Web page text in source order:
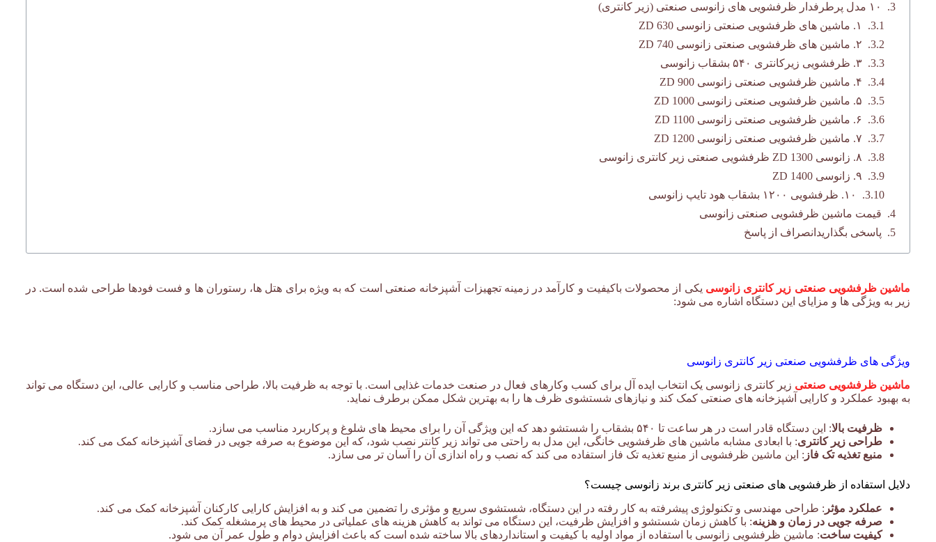
۱۰ مدل پرطرفدار ظرفشویی های زانوسی صنعتی (زیر کانتری)
۱. ماشین های ظرفشویی صنعتی زانوسی ZD 630
۲. ماشین های ظرفشویی صنعتی زانوسی ZD 740
۳. ظرفشویی زیرکانتری ۵۴۰ بشقاب زانوسی
۴. ماشین ظرفشویی صنعتی زانوسی ZD 900
۵. ماشین ظرفشویی صنعتی زانوسی ZD 1000
۶. ماشین ظرفشویی صنعتی زانوسی ZD 1100
۷. ماشین ظرفشویی صنعتی زانوسی ZD 1200
۸. زانوسی ZD 1300 ظرفشویی صنعتی زیر کانتری زانوسی
۹. زانوسی ZD 1400
۱۰. ظرفشویی ۱۲۰۰ بشقاب هود تایپ زانوسی
قیمت ماشین ظرفشویی صنعتی زانوسی
پاسخی بگذاریدانصراف از پاسخ
ماشین ظرفشویی صنعتی زیر کانتری زانوسی یکی از محصولات باکیفیت و کارآمد در زمینه تجهیزات آشپزخانه صنعتی است که به ویژه برای هتل ها، رستوران ها و فست فودها طراحی شده است. در
زیر به ویژگی ها و مزایای این دستگاه اشاره می شود:
ویژگی های ظرفشویی صنعتی زیر کانتری زانوسی
ماشین ظرفشویی صنعتی زیر کانتری زانوسی یک انتخاب ایده آل برای کسب وکارهای فعال در صنعت خدمات غذایی است. با توجه به ظرفیت بالا، طراحی مناسب و کارایی عالی، این دستگاه می تواند
به بهبود عملکرد و کارایی آشپزخانه های صنعتی کمک کند و نیازهای شستشوی ظرف ها را به بهترین شکل ممکن برطرف نماید.
ظرفیت بالا: این دستگاه قادر است در هر ساعت تا ۵۴۰ بشقاب را شستشو دهد که این ویژگی آن را برای محیط های شلوغ و پرکاربرد مناسب می سازد.
طراحی زیر کانتری: با ابعادی مشابه ماشین های ظرفشویی خانگی، این مدل به راحتی می تواند زیر کانتر نصب شود، که این موضوع به صرفه جویی در فضای آشپزخانه کمک می کند.
منبع تغذیه تک فاز : این ماشین ظرفشویی از منبع تغذیه تک فاز استفاده می کند که نصب و راه اندازی آن را آسان تر می سازد.
دلایل استفاده از ظرفشویی های صنعتی زیر کانتری برند زانوسی چیست؟
عملکرد مؤثر : طراحی مهندسی و تکنولوژی پیشرفته به کار رفته در این دستگاه، شستشوی سریع و مؤثری را تضمین می کند و به افزایش کارایی کارکنان آشپزخانه کمک می کند.
صرفه جویی در زمان و هزینه: با کاهش زمان شستشو و افزایش ظرفیت، این دستگاه می تواند به کاهش هزینه های عملیاتی در محیط های پرمشغله کمک کند.
کیفیت ساخت: ماشین ظرفشویی زانوسی با استفاده از مواد اولیه با کیفیت و استانداردهای بالا ساخته شده است که باعث افزایش دوام و طول عمر آن می شود.